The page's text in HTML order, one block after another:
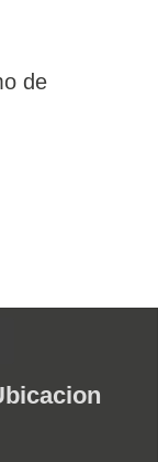
de